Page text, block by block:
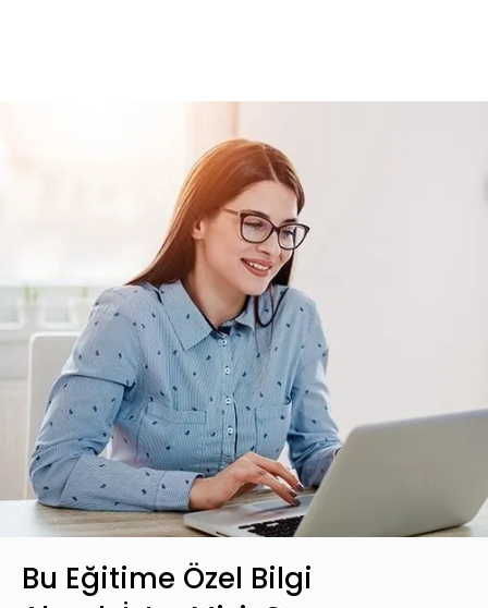
Bu Eğitime Özel Bilgi
eğitimleri ve yenilikçi öğrenme
yöntemleri ile hazırlanmış eğitimleri
Teklif Listeme Ekle